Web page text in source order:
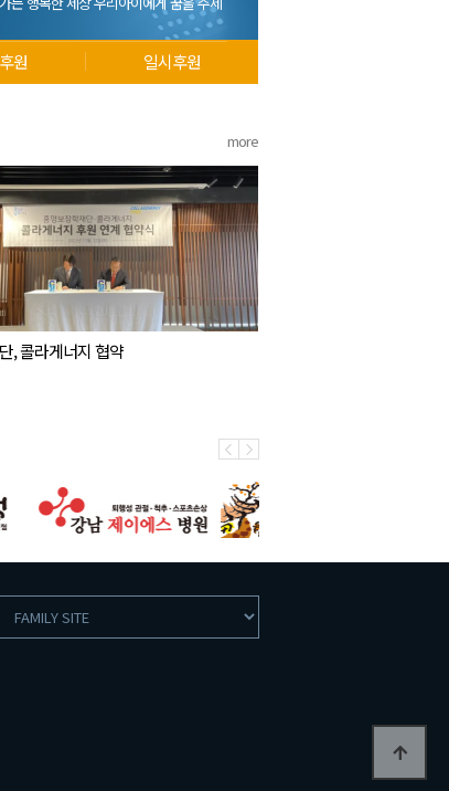
원 일시후원
more
, 콜라게너지 협약